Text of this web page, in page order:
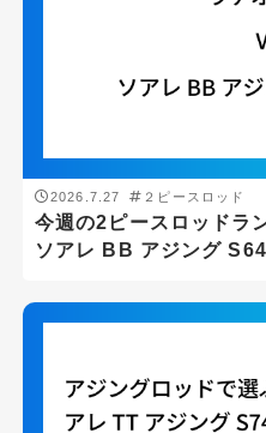
2026.7.27 ２ピースロッド
今週の2ピースロッドラ
ソアレ BB アジング
SHIMANO
ロッドの長さ(ft)
ft - ft
g - g